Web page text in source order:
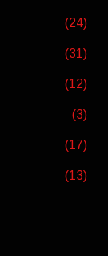
(24)
(31)
(12)
(3)
(17)
(13)